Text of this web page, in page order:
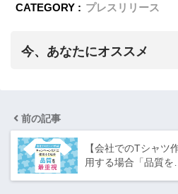
CATEGORY : プレスリリース
今、あなたにオススメ
前の記事
【会社でのTシャツ
用する場合「品質を…